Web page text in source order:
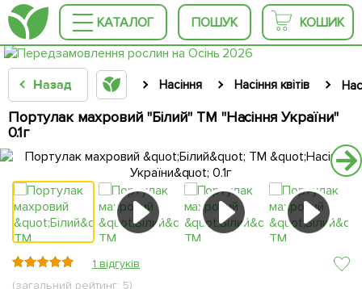
КАТАЛОГ ПОШУК КОШИК
Назад Насіння Насіння квітів
Портулак махровий "Білий" ТМ "Насіння України"
0.1г
1 відгуків
(загальний рейтинг: 5)